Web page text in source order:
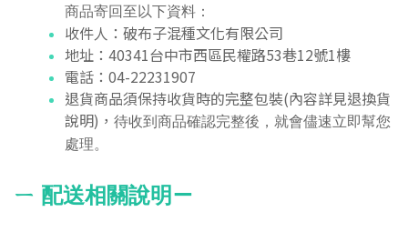
商品寄回至以下資料：
收件人：破布子混種文化有限公司
地址：40341台中市西區民權路53巷12號1樓
電話：04-22231907
退貨商品須保持收貨時的完整包裝(內容詳見退換貨
說明)， 待收到商品確認完整後，就會儘速立即幫您
處理。
ㄧ 配送相關說明ㄧ